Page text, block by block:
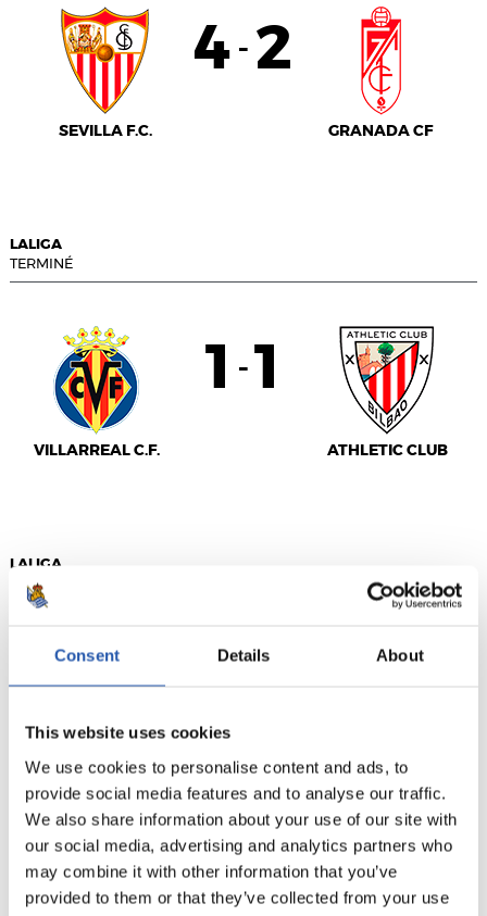
Consent Details About
This website uses cookies
We use cookies to personalise content and ads, to
provide social media features and to analyse our traffic.
We also share information about your use of our site with
our social media, advertising and analytics partners who
may combine it with other information that you’ve
provided to them or that they’ve collected from your use
SEVILLA F.C.
4 - 2
GRANADA CF
LALIGA
TERMINÉ
VILLARREAL C.F.
1 - 1
ATHLETIC CLUB
LALIGA
TERMINÉ
LEVANTE UD F.C. BARCELONA
LALIGA
TERMINÉ